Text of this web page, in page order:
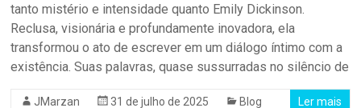
tanto mistério e intensidade quanto Emily Dickinson.
Reclusa, visionária e profundamente inovadora, ela
transformou o ato de escrever em um diálogo íntimo com a
existência. Suas palavras, quase sussurradas no silêncio de
JMarzan 31 de julho de 2025 Blog Ler mais